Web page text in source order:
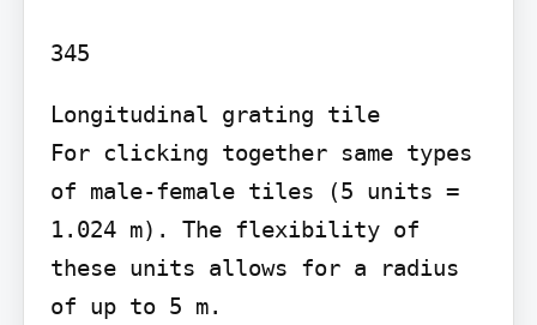
Longitudinal grating tile
For clicking together same types
of male-female tiles (5 units =
1.024 m). The flexibility of
these units allows for a radius
of up to 5 m.